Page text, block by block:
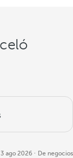
3 ago 2026 De negocios